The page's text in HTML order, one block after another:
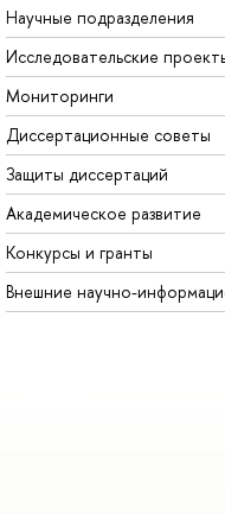
Научные подразделения
Исследовательские
Мониторинги
Диссертационные советы
Защиты диссертаций
Академическое развитие
Конкурсы и гранты
Внешние научно-